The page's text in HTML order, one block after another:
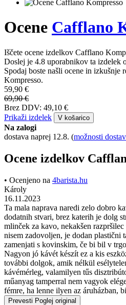
Ocene Cafflano
Iščete ocene izdelkov Cafflano
Doslej je 4.8 uporabnikov ta izdelek
Spodaj boste našli ocene in
Kompresso.
59,90 €
69,90 €
Brez DDV: 49,10 €
Prikaži izdelek
V košarico
Na zalogi
dostava naprej 12.8. (možnosti
Ocene izdelkov
• Ocenjeno na 4barista.hu
Károly
16.11.2023
Ta mala naprava naredi zelo dobro
dodatnih stvari, brez katerih je dolg
mlinček za kavo, nekakšen
nisem zadovoljen, je dodan plastični
zamenjati s kovinskim, če bi bil v
Nagyon jó kávét készít ez a kis
további dolgok, amik nélkül
kávémérleg, valamilyen tűs
műanyag tamperral nem vagyok
fémre, ha lenne ilyen az áruházban,
Prevesti Poglej original